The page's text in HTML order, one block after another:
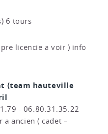
6 tours
licencie a voir ) info
(team hauteville
- 06.80.31.35.22
a ancien ( cadet –